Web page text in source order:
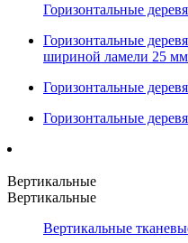
Горизонтальные
Горизонтальные
шириной ламели 25 мм
Горизонтальные
Горизонтальные
Вертикальные
Вертикальные
Вертикальные